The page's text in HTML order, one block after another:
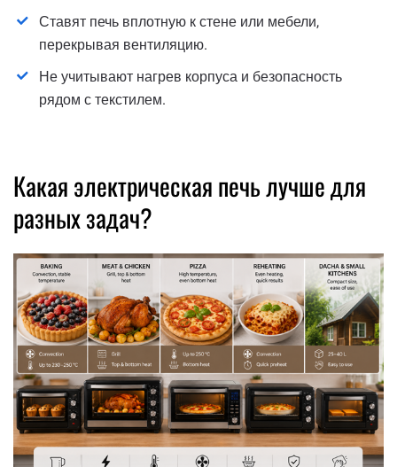
Ставят печь вплотную к стене или мебели,
перекрывая вентиляцию.
Не учитывают нагрев корпуса и безопасность
рядом с текстилем.
Какая электрическая печь лучше для
разных задач?